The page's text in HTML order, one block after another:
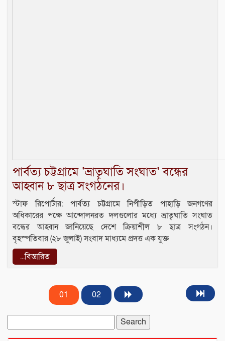
পার্বত্য চট্টগ্রামে ‘ভ্রাতৃঘাতি সংঘাত’ বন্ধের
আহ্বান ৮ ছাত্র সংগঠনের।
স্টাফ রিপোর্টার: পার্বত্য চট্টগ্রামে নিপীড়িত পাহাড়ি জনগণের
অধিকারের পক্ষে আন্দোলনরত দলগুলোর মধ্যে ভ্রাতৃঘাতি সংঘাত
বন্ধের আহ্বান জানিয়েছে দেশে ক্রিয়াশীল ৮ ছাত্র সংগঠন।
বৃহস্পতিবার (২৮ জুলাই) সংবাদ মাধ্যমে প্রদত্ত এক যুক্ত
...বিস্তারিত
01 02
for: